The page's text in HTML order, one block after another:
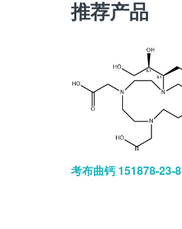
推荐产品
考布曲钙 151878-23-8